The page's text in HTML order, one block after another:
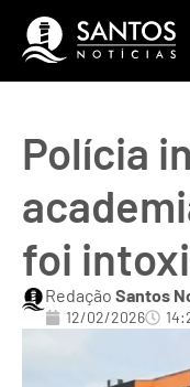
Polícia
foi
Redação Santos
12/02/2026